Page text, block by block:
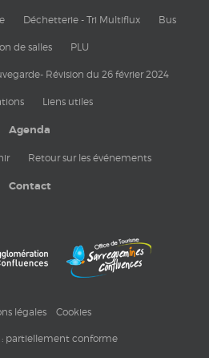
Déchetterie - Tri Multiflux Bus
de salles PLU
Révision du 26 février 2024
Liens utiles
Agenda
Retour sur les événements
Contact
légales Cookies
: partiellement conforme